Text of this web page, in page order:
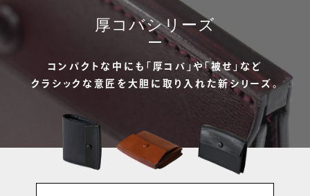
厚コバシリーズ
コンパクトな中にも「厚コバ」や「被せ」など
クラシックな意匠を大胆に取り入れた新シリーズ。